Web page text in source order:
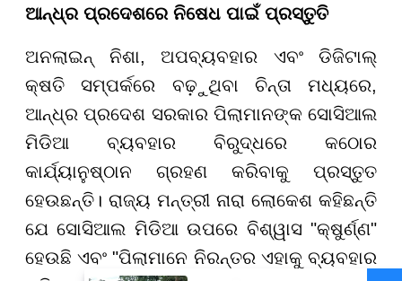
ଆନ୍ଧ୍ର ପ୍ରଦେଶରେ ନିଷେଧ ପାଇଁ ପ୍ରସ୍ତୁତି
ଅନଲାଇନ୍ ନିଶା, ଅପବ୍ୟବହାର ଏବଂ ଡିଜିଟାଲ୍
କ୍ଷତି ସମ୍ପର୍କରେ ବଢ଼ୁଥିବା ଚିନ୍ତା ମଧ୍ୟରେ,
ଆନ୍ଧ୍ର ପ୍ରଦେଶ ସରକାର ପିଲାମାନଙ୍କ ସୋସିଆଲ
ମିଡିଆ ବ୍ୟବହାର ବିରୁଦ୍ଧରେ କଠୋର
କାର୍ଯ୍ୟାନୁଷ୍ଠାନ ଗ୍ରହଣ କରିବାକୁ ପ୍ରସ୍ତୁତ
ହେଉଛନ୍ତି। ରାଜ୍ୟ ମନ୍ତ୍ରୀ ନାରା ଲୋକେଶ କହିଛନ୍ତି
ଯେ ସୋସିଆଲ ମିଡିଆ ଉପରେ ବିଶ୍ୱାସ "କ୍ଷୁର୍ଣ୍ଣ"
ହେଉଛି ଏବଂ "ପିଲାମାନେ ନିରନ୍ତର ଏହାକୁ ବ୍ୟବହାର